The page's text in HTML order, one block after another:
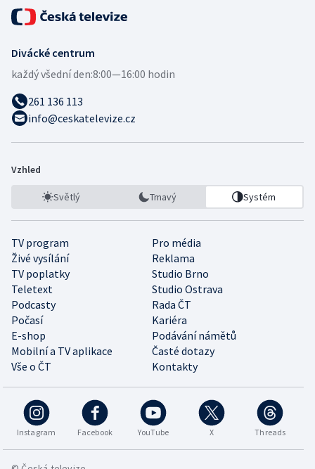
Divácké centrum
každý všední den:8:00—16:00 hodin
261 136 113
info@ceskatelevize.cz
Vzhled
Světlý Tmavý Systém
TV program
Pro média
Živé vysílání
Reklama
TV poplatky
Studio Brno
Teletext
Studio Ostrava
Podcasty
Rada ČT
Počasí
Kariéra
E-shop
Podávání námětů
Mobilní a TV aplikace
Časté dotazy
Vše o ČT
Kontakty
Instagram Facebook YouTube X Threads